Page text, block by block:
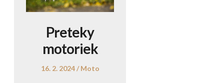
Preteky
motoriek
Posted
16. 2. 2024
Posted
Moto